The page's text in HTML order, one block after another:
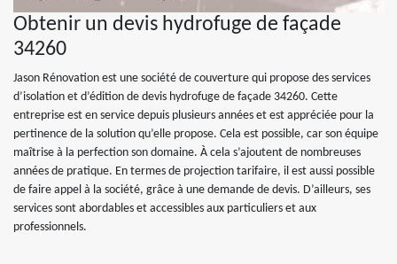
Obtenir un devis hydrofuge de façade
34260
Jason Rénovation est une société de couverture qui propose des services
d’isolation et d’édition de devis hydrofuge de façade 34260. Cette
entreprise est en service depuis plusieurs années et est appréciée pour la
pertinence de la solution qu’elle propose. Cela est possible, car son équipe
maîtrise à la perfection son domaine. À cela s’ajoutent de nombreuses
années de pratique. En termes de projection tarifaire, il est aussi possible
de faire appel à la société, grâce à une demande de devis. D’ailleurs, ses
services sont abordables et accessibles aux particuliers et aux
professionnels.